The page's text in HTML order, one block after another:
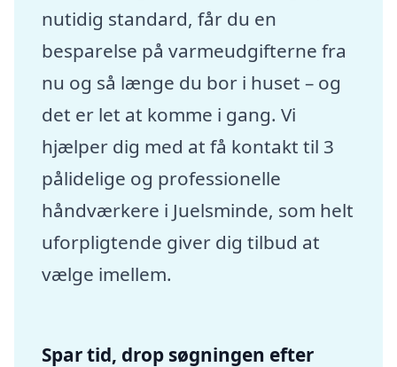
nutidig standard, får du en
besparelse på varmeudgifterne fra
nu og så længe du bor i huset – og
det er let at komme i gang. Vi
hjælper dig med at få kontakt til 3
pålidelige og professionelle
håndværkere i Juelsminde, som helt
uforpligtende giver dig tilbud at
vælge imellem.
Spar tid, drop søgningen efter